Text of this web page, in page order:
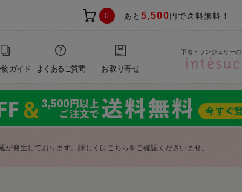
0 あと5,500 円で送料無料！
ガイド よくあるご質問 お取り寄せ
下着・ランジェリー
が発生しております。詳しくはこちら をご確認くださいませ。